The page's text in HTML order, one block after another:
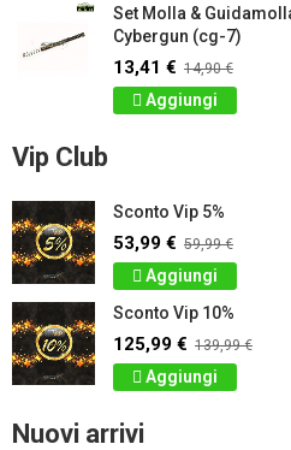
Set Molla &
Cybergun (cg-7)
13,41 € 14,90 €
Aggiungi
Vip Club
Sconto Vip 5%
53,99 € 59,99 €
Aggiungi
Sconto Vip 10%
125,99 € 139,99 €
Aggiungi
Nuovi arrivi